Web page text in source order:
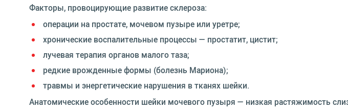
Факторы, провоцирующие развитие склероза:
операции на простате, мочевом пузыре или уретре;
хронические воспалительные процессы — простатит, цистит;
лучевая терапия органов малого таза;
редкие врожденные формы (болезнь Мариона);
травмы и энергетические нарушения в тканях шейки.
Анатомические особенности шейки мочевого пузыря — низкая растяжимость